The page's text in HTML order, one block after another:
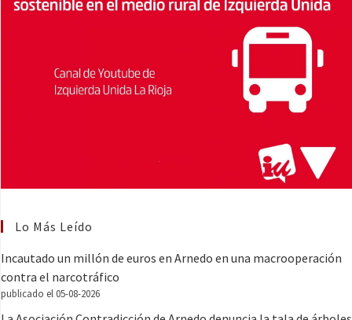
Lo Más Leído
Incautado un millón de euros en Arnedo en una macrooperación
contra el narcotráfico
publicado el 05-08-2026